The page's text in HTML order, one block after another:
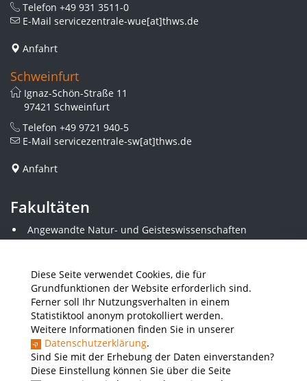
Diese Seite verwendet Cookies, die für
Grundfunktionen der Website erforderlich sind.
Ferner soll Ihr Nutzungsverhalten in einem
Statistiktool anonym protokolliert werden.
Weitere Informationen finden Sie in unserer
Datenschutzerklärung.
Sind Sie mit der Erhebung der Daten einverstanden?
Diese Einstellung können Sie über die Seite
Telefon +49 931 3511-0
E-Mail servicezentrale-wue[at]thws.de
Anfahrt
Schweinfurt
Ignaz-Schön-Straße 11
97421 Schweinfurt
Telefon +49 9721 940-5
E-Mail servicezentrale-sw[at]thws.de
Anfahrt
Fakultäten
Angewandte Natur- und Geisteswissenschaften
Angewandte Sozialwissenschaften
Elektrotechnik
Gestaltung
Informatik und Wirtschaftsinformatik
Kunststofftechnik und Vermessung
Maschinenbau
THWS Business School
Wirtschaftsingenieurwesen